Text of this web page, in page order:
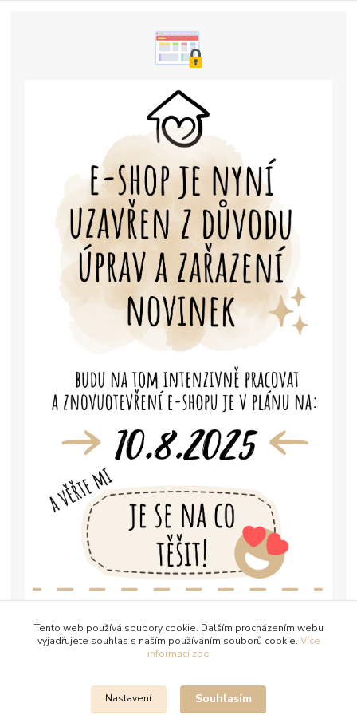
Tento web používá soubory cookie. Dalším procházením webu
vyjadřujete souhlas s naším používáním souborů cookie. Více
informací zde
Nastavení Souhlasím